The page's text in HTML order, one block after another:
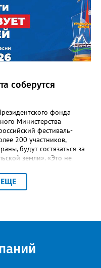
ГЖИ Ирина
в
слаженно. И
всеми
тепла до конечных
соберутся
фонда
Министерства
фестиваль-
200 участников,
будут состязаться за
земли». «Это не
от ведущих
прошлых лет и
Оренбургской
эстрадный
конкурса страны